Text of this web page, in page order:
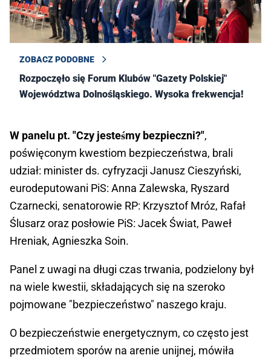
ZOBACZ PODOBNE
Rozpoczęło się Forum Klubów "Gazety Polskiej"
Województwa Dolnośląskiego. Wysoka frekwencja!
W panelu pt. "Czy jesteśmy bezpieczni?",
poświęconym kwestiom bezpieczeństwa, brali
udział: minister ds. cyfryzacji Janusz Cieszyński,
eurodeputowani PiS: Anna Zalewska, Ryszard
Czarnecki, senatorowie RP: Krzysztof Mróz, Rafał
Ślusarz oraz posłowie PiS: Jacek Świat, Paweł
Hreniak, Agnieszka Soin.
Panel z uwagi na długi czas trwania, podzielony był
na wiele kwestii, składających się na szeroko
pojmowane "bezpieczeństwo" naszego kraju.
O bezpieczeństwie energetycznym, co często jest
przedmiotem sporów na arenie unijnej, mówiła